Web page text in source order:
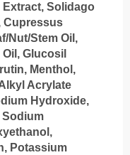
Solidago
Cupressus
Nut/Stem Oil,
Glucosil
Menthol,
Acrylate
Hydroxide,
Sodium
Potassium